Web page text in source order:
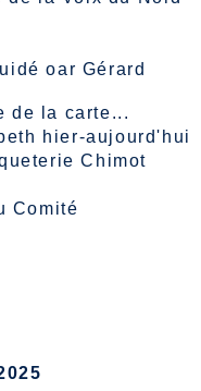
oar Gérard
de la carte...
hier-aujourd'hui
Chimot
Comité